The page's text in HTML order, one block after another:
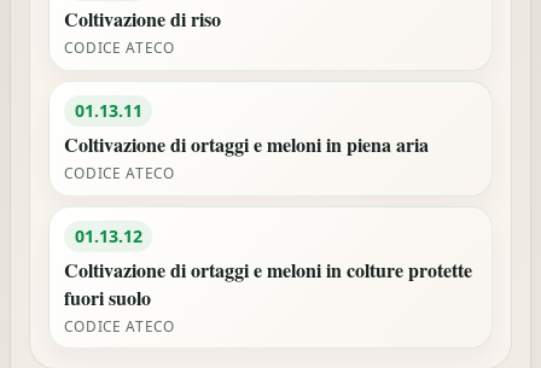
Coltivazione di riso
CODICE ATECO
01.13.11
Coltivazione di ortaggi e meloni in piena aria
CODICE ATECO
01.13.12
Coltivazione di ortaggi e meloni in colture protette
fuori suolo
CODICE ATECO